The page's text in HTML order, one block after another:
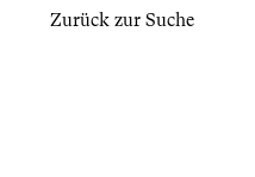
Zurück zur Suche